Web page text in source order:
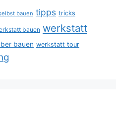
bauen tipps tricks
bauen werkstatt
bauen werkstatt tour